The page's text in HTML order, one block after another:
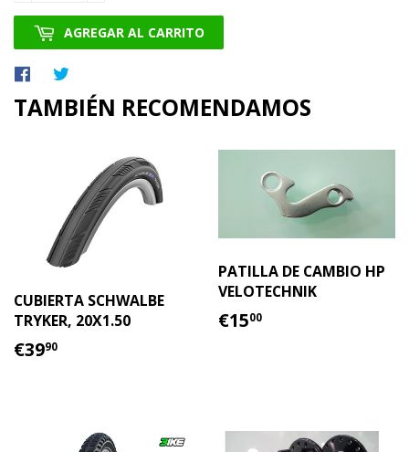
AGREGAR AL CARRITO
Compartir
Facebook
en
Twitter
TAMBIÉN RECOMENDAMOS
CUBIERTA SCHWALBE
TRYKER, 20X1.50
PRECIO
€3990
PATILLA DE CAMBIO HP
VELOTECHNIK
PRECIO
€1500